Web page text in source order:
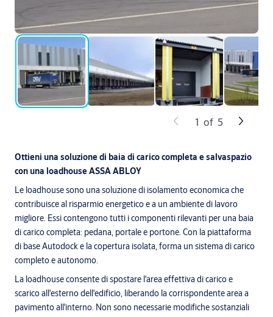
Ottieni una soluzione di baia di carico completa e salvaspazio
con una loadhouse ASSA ABLOY
Le loadhouse sono una soluzione di isolamento economica che
contribuisce al risparmio energetico e a un ambiente di lavoro
migliore. Essi contengono tutti i componenti rilevanti per una baia
di carico completa: pedana, portale e portone. Con la piattaforma
di base Autodock e la copertura isolata, forma un sistema di carico
completo e autonomo.
La loadhouse consente di spostare l'area effettiva di carico e
scarico all'esterno dell'edificio, liberando la corrispondente area a
pavimento all'interno. Non sono necessarie modifiche sostanziali
1 of 5